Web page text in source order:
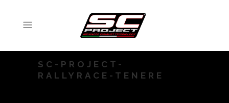
SC-PROJECT-
RALLYRACE-TENERE